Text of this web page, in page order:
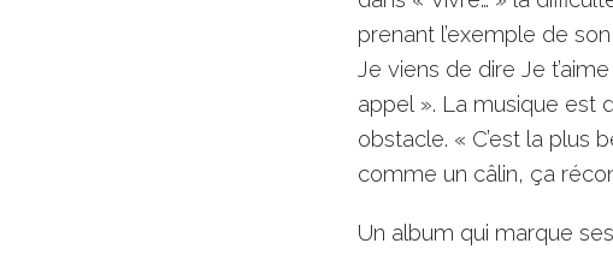
prenant l’exemple de
Je viens de dire Je
appel ». La musique est
obstacle. « C’est la plus
comme un câlin, ça
Un album qui marque